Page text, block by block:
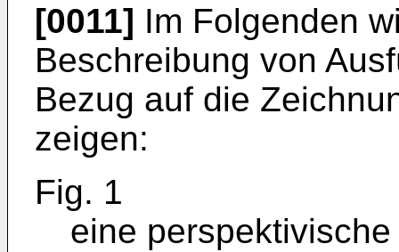
[0011] Im Folgenden
Beschreibung von
Bezug auf die
zeigen:
Fig. 1
eine